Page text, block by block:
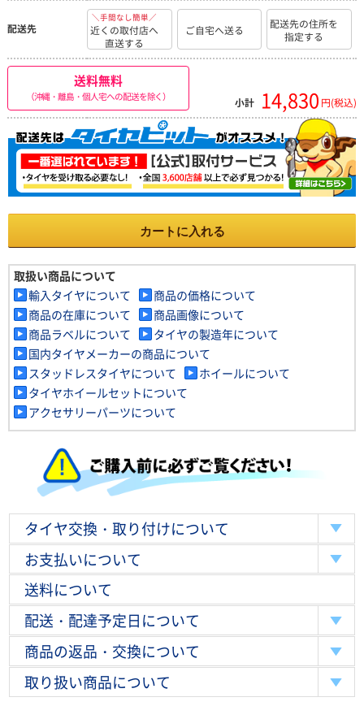
配送先
＼手間なし簡単／
近くの取付店へ
直送する
ご自宅へ送る
配送先の住所を
指定する
送料無料
（沖縄・離島・個人宅への配送を除く） 小計 14,830 円(税込)
カートに入れる
取扱い商品について
輸入タイヤについて
商品の価格について
商品の在庫について
商品画像について
商品ラベルについて
タイヤの製造年について
国内タイヤメーカーの商品について
スタッドレスタイヤについて
ホイールについて
タイヤホイールセットについて
アクセサリーパーツについて
タイヤ交換・取り付けについて
お支払いについて
送料について
配送・配達予定日について
商品の返品・交換について
取り扱い商品について